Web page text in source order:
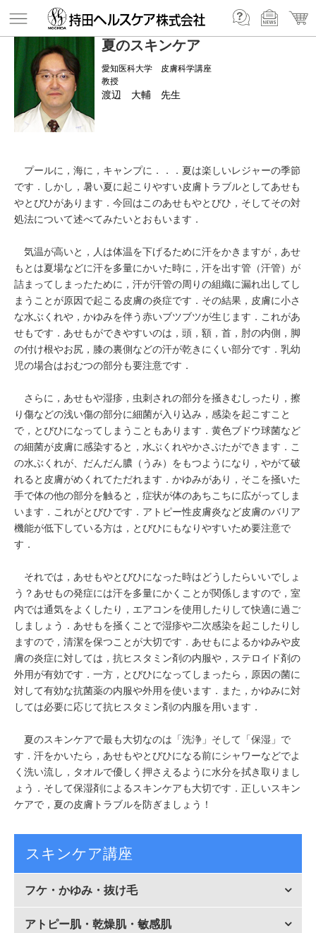
夏のスキンケア
愛知医科大学 皮膚科学講座
教授
渡辺 大輔 先生
プールに，海に，キャンプに．．．夏は楽しいレジャーの季節
です．しかし，暑い夏に起こりやすい皮膚トラブルとしてあせも
やとびひがあります．今回はこのあせもやとびひ，そしてその対
処法について述べてみたいとおもいます．
気温が高いと，人は体温を下げるために汗をかきますが，あせ
もとは夏場などに汗を多量にかいた時に，汗を出す管（汗管）が
詰まってしまったために，汗が汗管の周りの組織に漏れ出してし
まうことが原因で起こる皮膚の炎症です．その結果，皮膚に小さ
な水ぶくれや，かゆみを伴う赤いブツブツが生じます．これがあ
せもです．あせもができやすいのは，頭，額，首，肘の内側，脚
の付け根やお尻，膝の裏側などの汗が乾きにくい部分です．乳幼
児の場合はおむつの部分も要注意です．
さらに，あせもや湿疹，虫刺されの部分を掻きむしったり，擦
り傷などの浅い傷の部分に細菌が入り込み，感染を起こすこと
で，とびひになってしまうこともあります．黄色ブドウ球菌など
の細菌が皮膚に感染すると，水ぶくれやかさぶたができます．こ
の水ぶくれが、だんだん膿（うみ）をもつようになり，やがて破
れると皮膚がめくれてただれます．かゆみがあり，そこを掻いた
手で体の他の部分を触ると，症状が体のあちこちに広がってしま
います．これがとびひです．アトピー性皮膚炎など皮膚のバリア
機能が低下している方は，とびひにもなりやすいため要注意で
す．
それでは，あせもやとびひになった時はどうしたらいいでしょ
う？あせもの発症には汗を多量にかくことが関係しますので，室
内では通気をよくしたり，エアコンを使用したりして快適に過ご
しましょう．あせもを掻くことで湿疹や二次感染を起こしたりし
ますので，清潔を保つことが大切です．あせもによるかゆみや皮
膚の炎症に対しては，抗ヒスタミン剤の内服や，ステロイド剤の
外用が有効です．一方，とびひになってしまったら，原因の菌に
対して有効な抗菌薬の内服や外用を使います．また，かゆみに対
しては必要に応じて抗ヒスタミン剤の内服を用います．
夏のスキンケアで最も大切なのは「洗浄」そして「保湿」で
す．汗をかいたら，あせもやとびひになる前にシャワーなどでよ
く洗い流し，タオルで優しく押さえるように水分を拭き取りまし
ょう．そして保湿剤によるスキンケアも大切です．正しいスキン
ケアで，夏の皮膚トラブルを防ぎましょう！
スキンケア講座
フケ・かゆみ・抜け毛
アトピー肌・乾燥肌・敏感肌